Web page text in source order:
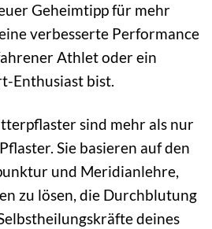
Geheimtipp für mehr
verbesserte Performance
Athlet oder ein
Enthusiast bist.
sind mehr als nur
Sie basieren auf den
und Meridianlehre,
zu lösen, die Durchblutung
deines